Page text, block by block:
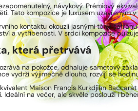
návykový. Prémiový
Tato kompozice je luxusem
kontaktu okouzlí jasnými tóny
a vytříbenosti. V srdci kompozice
která přetrvává
na pokožce, odhaluje sametový
vydrží výjimečně dlouho, rozvíjí se
Maison Francis Kurkdjian
Ideální na večer, ale skvěle poslouží i